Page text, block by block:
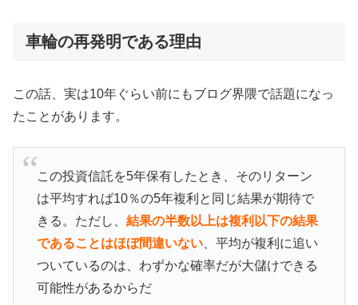
車輪の再発明である理由
この話、実は10年ぐらい前にもブログ界隈で話題になっ
たことがあります。
この投資信託を5年保有したとき、そのリターン
は平均すれば10％の5年複利と同じ結果が期待で
きる。ただし、 結果の半数以上は複利以下の結果
であることはほぼ間違いない、平均が複利に追い
ついているのは、わずかな確率だが大儲けできる
可能性があるからだ